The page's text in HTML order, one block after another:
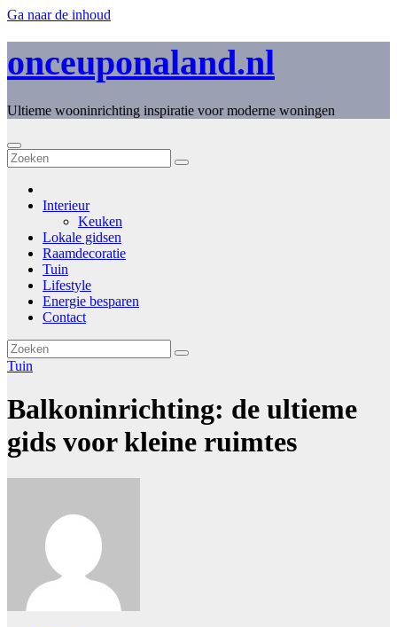
Ga naar de inhoud
onceuponaland.nl
Ultieme wooninrichting inspiratie voor moderne woningen
Interieur
Keuken
Lokale gidsen
Raamdecoratie
Tuin
Lifestyle
Energie besparen
Contact
Tuin
Balkoninrichting: de ultieme
gids voor kleine ruimtes